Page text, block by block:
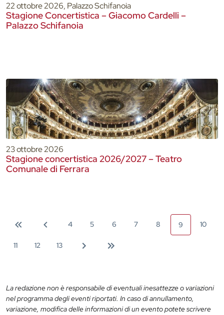
22 ottobre 2026, Palazzo Schifanoia
Stagione Concertistica – Giacomo Cardelli –
Palazzo Schifanoia
23 ottobre 2026
Stagione concertistica 2026/2027 – Teatro
Comunale di Ferrara
4 5 6 7 8 9 10
11 12 13
La redazione non è responsabile di eventuali inesattezze o variazioni
nel programma degli eventi riportati. In caso di annullamento,
variazione, modifica delle informazioni di un evento potete scrivere